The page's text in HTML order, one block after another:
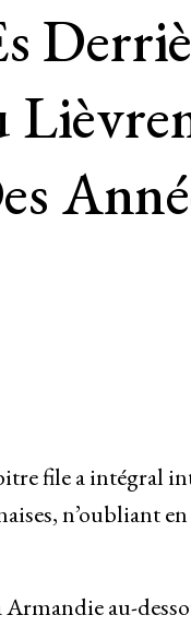
file a intégral
n’oubliant en
au-